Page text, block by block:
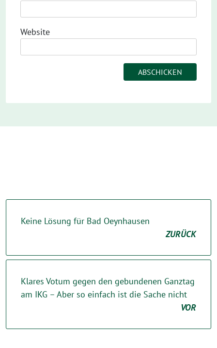
Website
Keine Lösung für Bad Oeynhausen
ZURÜCK
Klares Votum gegen den gebundenen Ganztag
am IKG – Aber so einfach ist die Sache nicht
VOR